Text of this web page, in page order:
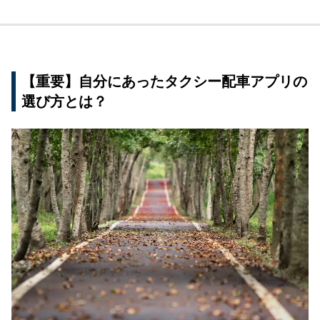
【重要】自分にあったタクシー配車アプリの
選び方とは？